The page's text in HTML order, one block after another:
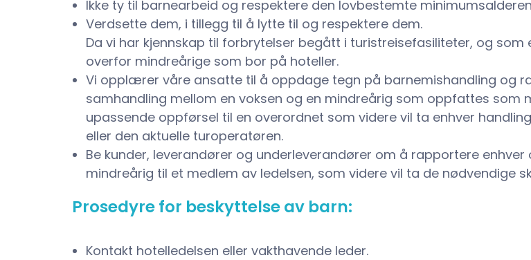
Ikke ty til barnearbeid og respektere den lovbestemte
Verdsette dem, i tillegg til å lytte til og respektere dem.
Da vi har kjennskap til forbrytelser begått i turistreisefasiliteter, og
overfor mindreårige som bor på hoteller.
Vi opplærer våre ansatte til å oppdage tegn på barnemishandling og
samhandling mellom en voksen og en mindreårig som oppfattes som
upassende oppførsel til en overordnet som videre vil ta enhver
eller den aktuelle turoperatøren.
Be kunder, leverandører og underleverandører om å rapportere
mindreårig til et medlem av ledelsen, som videre vil ta de nødvendige
Prosedyre for beskyttelse av barn:
Kontakt hotelledelsen eller vakthavende leder.